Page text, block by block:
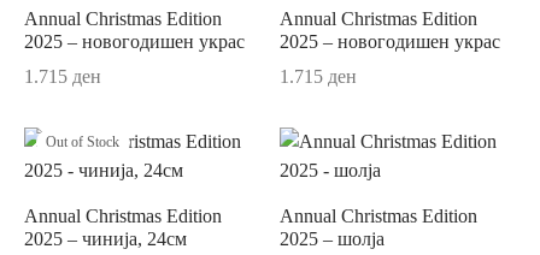
Annual Christmas Edition
2025 – новогодишен украс
1.715 ден
Annual Christmas Edition
2025 – новогодишен украс
1.715 ден
Out of Stock
Annual Christmas Edition
2025 – чинија, 24см
Annual Christmas Edition
2025 – шолја
за јадење
и прибор за сервирање на маса
Gold
Platinum
Lavender
и достава